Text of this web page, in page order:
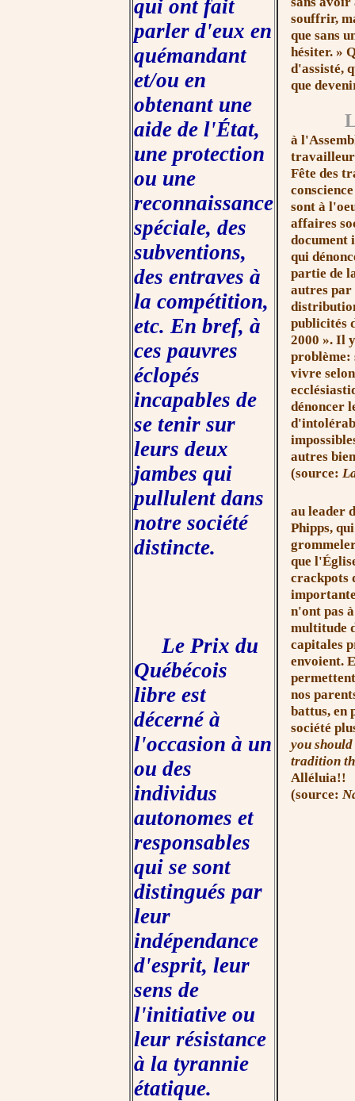
qui ont fait
parler d'eux en
quémandant
et/ou en
obtenant une
aide de l'État,
une protection
ou une
reconnaissance
spéciale, des
subventions,
des entraves à
la compétition,
etc. En bref, à
ces pauvres
éclopés
incapables de
se tenir sur
leurs deux
jambes qui
pullulent dans
notre société
distincte.
Le Prix du
Québécois
libre est
décerné à
l'occasion à un
ou des
individus
autonomes et
responsables
qui se sont
distingués par
leur
indépendance
d'esprit, leur
sens de
l'initiative ou
leur résistance
à la tyrannie
étatique.
souffrir,
que sans
hésiter. »
d'assisté,
que
à
Fête des
sont à
affaires
qui
partie de
autres par
publicités
2000 ». Il
problème:
vivre
dénoncer
autres
(source:
au leader
Phipps,
que
crackpots
n'ont pas
multitude
capitales
envoient.
nos
battus, en
société
you
tradition
Alléluia!!
(source: